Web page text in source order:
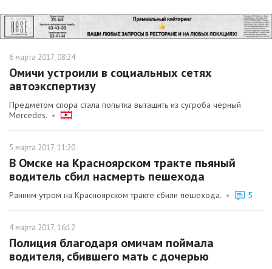
6 марта 2017, 08:24
Омичи устроили в социальных сетях
автоэкспертизу
Предметом спора стала попытка вытащить из сугроба чёрный
Mercedes. •
5 марта 2017, 11:20
В Омске на Красноярском тракте пьяный
водитель сбил насмерть пешехода
Ранним утром на Красноярском тракте сбили пешехода. • 5
4 марта 2017, 16:12
Полиция благодаря омичам поймала
водителя, сбившего мать с дочерью